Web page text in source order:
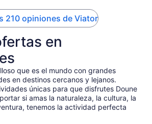
a wonderful Spotify playlist, carefully
He even let play DJ and choose
We highly recommend this tour!
210 opiniones de Viator
en
que es el mundo con grandes
en destinos cercanos y lejanos.
únicas para que disfrutes Doune
si amas la naturaleza, la cultura, la
tenemos la actividad perfecta